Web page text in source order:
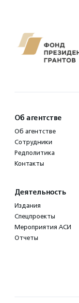
Об агентстве
Об агентстве
Сотрудники
Редполитика
Контакты
Деятельность
Издания
Спецпроекты
Мероприятия АСИ
Отчеты